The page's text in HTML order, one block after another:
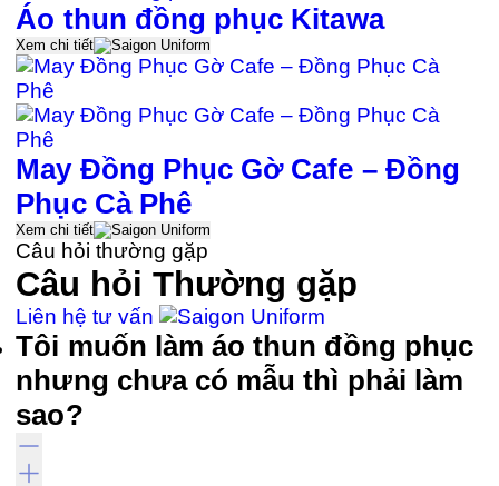
Áo thun đồng phục Kitawa
Xem chi tiết
May Đồng Phục Gờ Cafe – Đồng
Phục Cà Phê
Xem chi tiết
Câu hỏi thường gặp
Câu hỏiThường gặp
Liên hệ tư vấn
Tôi muốn làm áo thun đồng phục
nhưng chưa có mẫu thì phải làm
sao?